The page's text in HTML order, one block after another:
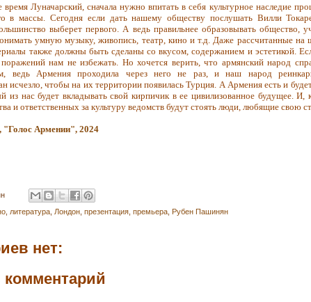
время Луначарский, сначала нужно впитать в себя культурное наследие
в массы. Сегодня если дать нашему обществу послушать Вилли
выберет первого. А ведь правильнее образовывать общество,
умную музыку, живопись, театр, кино и т.д. Даже рассчитанные на
также должны быть сделаны со вкусом, содержанием и эстетикой.
нам не избежать. Но хочется верить, что армянский народ
ведь Армения проходила через него не раз, и наш народ
исчезло, чтобы на их территории появилась Турция. А Армения есть и
из нас будет вкладывать свой кирпичик в ее цивилизованное будущее. И,
и ответственных за культуру ведомств будут стоять люди, любящие свою
"Голос Армении", 2024
литература Лондон презентация премьера Рубен Пашинян
нет: